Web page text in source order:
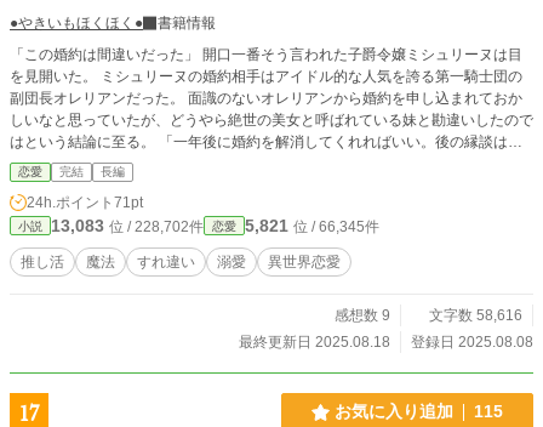
●やきいもほくほく●
書籍情報
「この婚約は間違いだった」 開口一番そう言われた子爵令嬢ミシュリーヌは目
を見開いた。 ミシュリーヌの婚約相手はアイドル的な人気を誇る第一騎士団の
副団長オレリアンだった。 面識のないオレリアンから婚約を申し込まれておか
しいなと思っていたが、どうやら絶世の美女と呼ばれている妹と勘違いしたので
はという結論に至る。 「一年後に婚約を解消してくれればいい。後の縁談は保
証しよう」 ミシュリーヌも推し活に忙しいため恋愛どころではないと思ってい
ると……。 「オシカツは君の好きにしてもらっていい。そのために手伝えるこ
とはしよう。資金が必要ならば好きに使ってくれていい」 何故か申し訳なさそ
うなオレリアンは推し活のスポンサーに！？ ミシュリーヌは大喜びで推し活に
没頭する毎日。 ミシュリーヌとオレリアンの不思議な婚約生活がスタートする
が、妹のクロエとオレリアンからの溺愛が止まらない！？ 「ミシュリーヌお姉
の邪魔です」 誰かこのすれ違いを止めてくれ……！ ＊コンテスト用なので中途
恋愛 完結 長編
24h.ポイント 71pt
小説 13,083 位 / 228,702件 恋愛 5,821 位 / 66,345件
推し活 魔法 すれ違い 溺愛 異世界恋愛
感想数 9
文字数 58,616
最終更新日 2025.08.18
登録日 2025.08.08
17 お気に入り追加 115